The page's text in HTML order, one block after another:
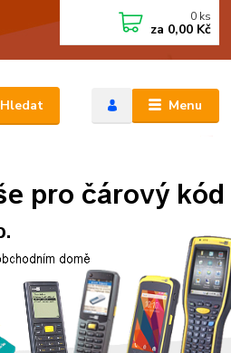
Menu
Hledat
0 ks
za 0,00 Kč